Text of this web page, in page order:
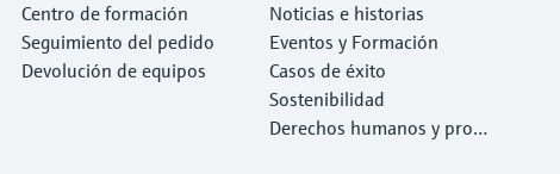
Centro de formación
Seguimiento del pedido
Devolución de equipos
Noticias e historias
Eventos y Formación
Casos de éxito
Sostenibilidad
Derechos humanos y prote